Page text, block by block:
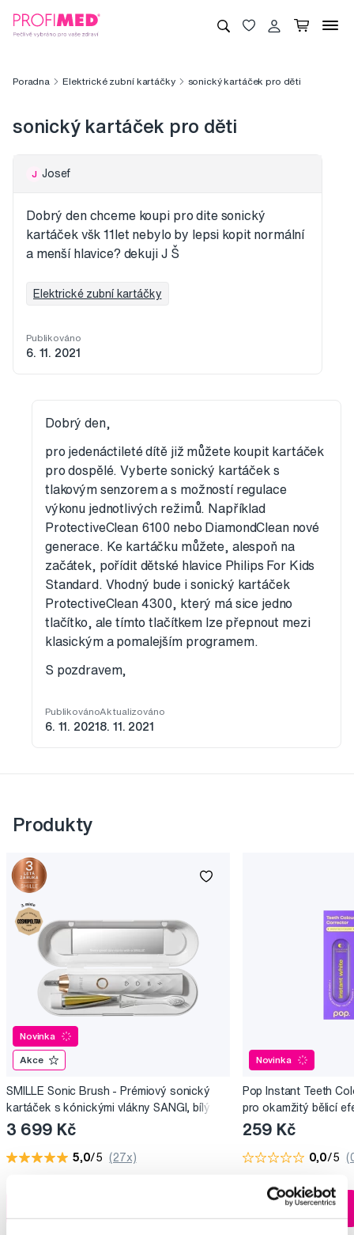
Poradna Elektrické zubní kartáčky sonický kartáček pro děti
sonický kartáček pro děti
J Josef
Dobrý den chceme koupi pro dite sonický
kartáček všk 11let nebylo by lepsi kopit normální
a menší hlavice? dekuji J Š
Elektrické zubní kartáčky
Publikováno
6. 11. 2021
Dobrý den,
pro jedenáctileté dítě již můžete koupit kartáček
pro dospělé. Vyberte sonický kartáček s
tlakovým senzorem a s možností regulace
výkonu jednotlivých režimů. Například
ProtectiveClean 6100 nebo DiamondClean nové
generace. Ke kartáčku můžete, alespoň na
začátek, pořídit dětské hlavice Philips For Kids
Standard. Vhodný bude i sonický kartáček
ProtectiveClean 4300, který má sice jedno
tlačítko, ale tímto tlačítkem lze přepnout mezi
klasickým a pomalejším programem.
S pozdravem,
Publikováno
6. 11. 2021
Aktualizováno
8. 11. 2021
Produkty
Novinka
Akce
SMILLE Sonic Brush - Prémiový sonický
kartáček s kónickými vlákny SANGI, bílý
3 699 Kč
5,0/5 (27x)
Novinka
Pop Instant Teeth
pro okamžitý bělicí
259 Kč
0,0/5
Do košíku